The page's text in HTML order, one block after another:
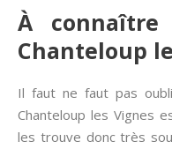
À connaître
Chanteloup
Il faut ne faut pas
Chanteloup les Vignes
les trouve donc très